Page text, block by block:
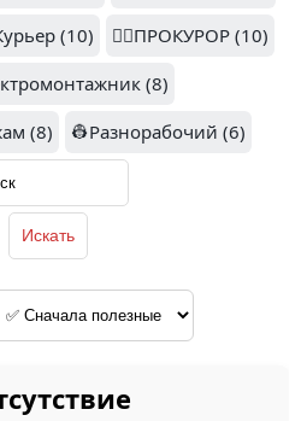
ПИКОМ (7)
УРАЛПРОМСНАБ
(10)
👨‍⚖️ПРОКУРОР (10)
(8)
(8)
👷Разнорабочий (6)